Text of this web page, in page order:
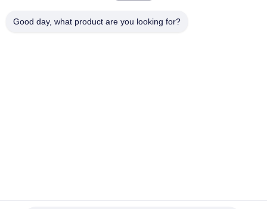
Good day, what product are you looking for?